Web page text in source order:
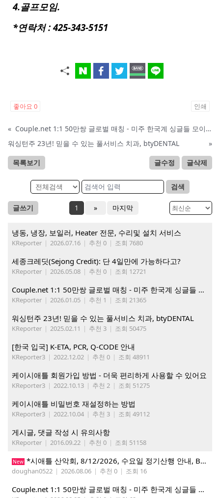
4.골프모임.
*연락처 : 425-343-5151
좋아요 0 인쇄
«
Couple.net 1:1 50만쌍 글로벌 매칭 - 미주 한국계 싱글들 모이세요
워싱턴주 23년! 믿을 수 있는 풀서비스 치과, btyDENTAL
»
목록보기 글수정 글삭제
검색
글쓰기 1 » 마지막
냉동, 냉장, 보일러, Heater 전문, 수리및 설치 서비스
KReporter | 2026.07.16 | 추천 0 | 조회 7680
세종크레딧(Sejong Credit): 단 4일만에 가능하다고?
KReporter | 2026.05.08 | 추천 0 | 조회 12721
Couple.net 1:1 50만쌍 글로벌 매칭 - 미주 한국계 싱글들 모이세요
KReporter | 2026.01.05 | 추천 1 | 조회 21365
워싱턴주 23년! 믿을 수 있는 풀서비스 치과, btyDENTAL
KReporter | 2025.02.11 | 추천 3 | 조회 50475
[한국 입국] K-ETA, PCR, Q-CODE 안내
KReporter3 | 2022.12.02 | 추천 0 | 조회 48911
케이시애틀 회원가입 방법 - 더욱 편리하게 사용할 수 있어요
KReporter3 | 2022.10.13 | 추천 2 | 조회 51275
케이시애틀 비밀번호 재설정하는 방법
KReporter3 | 2022.10.04 | 추천 3 | 조회 49112
게시글, 댓글 작성 시 유의사항
KReporter | 2016.09.22 | 추천 0 | 조회 51158
New *시애틀 산악회, 8/12/2026, 수요일 정기산행 안내, Beckler Peak*
doughan0522 | 2026.08.06 | 추천 0 | 조회 16
Couple.net 1:1 50만쌍 글로벌 매칭 - 미주 한국계 싱글들 모이세요